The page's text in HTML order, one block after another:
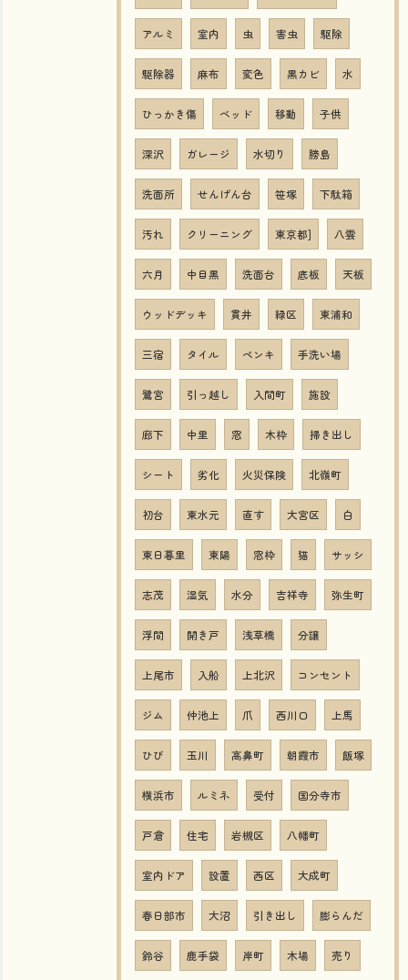
アルミ 室内 虫 害虫 駆除
駆除器 麻布 変色 黒カビ 水
ひっかき傷 ベッド 移動 子供
深沢 ガレージ 水切り 勝島
洗面所 せんげん台 笹塚 下駄箱
汚れ クリーニング 東京都] 八雲
六月 中目黒 洗面台 底板 天板
ウッドデッキ 貫井 緑区 東浦和
三宿 タイル ペンキ 手洗い場
鷺宮 引っ越し 入間町 施設
廊下 中里 窓 木枠 掃き出し
シート 劣化 火災保険 北嶺町
初台 東水元 直す 大宮区 白
東日暮里 東陽 窓枠 猫 サッシ
志茂 湿気 水分 吉祥寺 弥生町
浮間 開き戸 浅草橋 分譲
上尾市 入船 上北沢 コンセント
ジム 仲池上 爪 西川口 上馬
ひび 玉川 高鼻町 朝霞市 飯塚
横浜市 ルミネ 受付 国分寺市
戸倉 住宅 岩槻区 八幡町
室内ドア 設置 西区 大成町
春日部市 大沼 引き出し 膨らんだ
鈴谷 鹿手袋 岸町 木場 売り